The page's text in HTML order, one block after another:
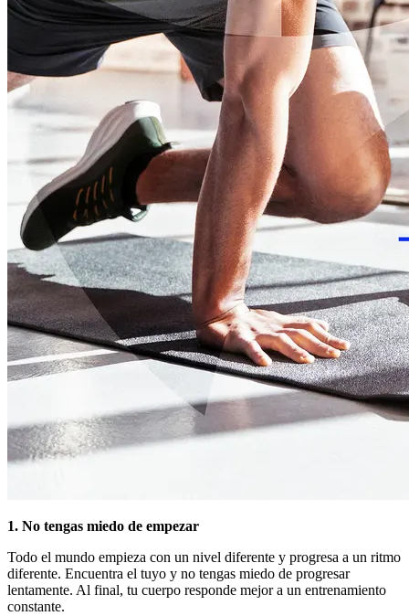
1. No tengas miedo de empezar
Todo el mundo empieza con un nivel diferente y progresa a un ritmo
diferente. Encuentra el tuyo y no tengas miedo de progresar
lentamente. Al final, tu cuerpo responde mejor a un entrenamiento
constante.